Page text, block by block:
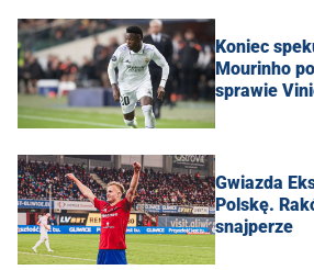
Koniec
Mourinho
sprawie
Gwiazda
Polskę.
snajperze